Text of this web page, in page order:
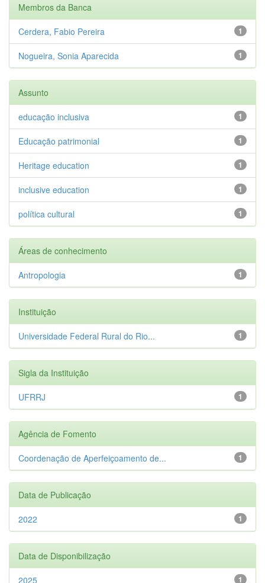
Membros da Banca
1
Cerdera, Fabio Pereira
1
Nogueira, Sonia Aparecida
Assunto
1
educação inclusiva
1
Educação patrimonial
1
Heritage education
1
inclusive education
1
política cultural
Áreas de conhecimento
1
Antropologia
Instituição
1
Universidade Federal Rural do Rio...
Sigla da Instituição
1
UFRRJ
Agência de Fomento
1
Coordenação de Aperfeiçoamento de...
Data de Publicação
1
2022
Data de Disponibilização
1
2025